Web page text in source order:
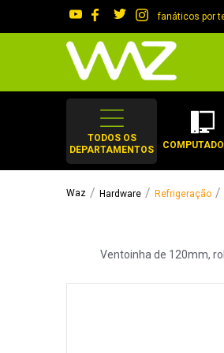
fanáticos por
O
TODOS OS
DEPARTAMENTOS
Hardware Refrigeração
Ventoinha de 120mm,